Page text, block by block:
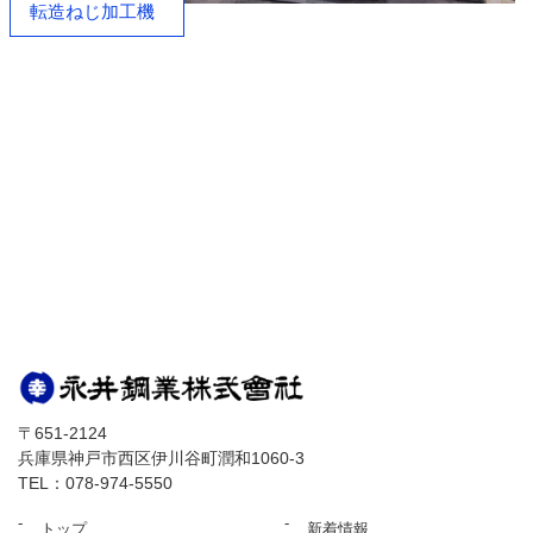
転造ねじ加工機
〒651-2124
兵庫県神戸市西区伊川谷町潤和1060-3
TEL：078-974-5550
トップ 新着情報